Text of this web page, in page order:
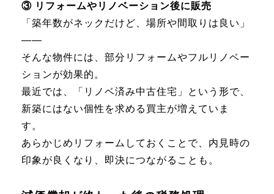
③ リフォームやリノベーション後に販売
「築年数がネックだけど、場所や間取りは良い」
――
そんな物件には、部分リフォームやフルリノベー
ションが効果的。
最近では、「リノベ済み中古住宅」という形で、
新築にはない個性を求める買主が増えていま
す。
あらかじめリフォームしておくことで、内見時の
印象が良くなり、即決につながることも。